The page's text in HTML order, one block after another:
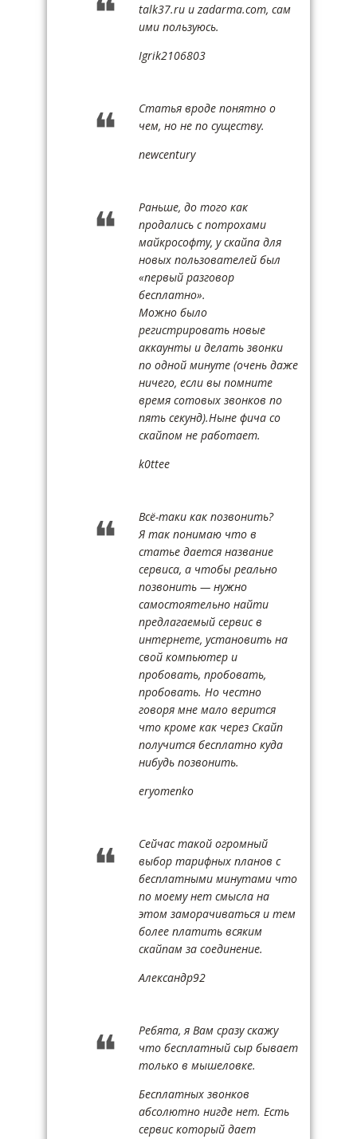
talk37.ru и zadarma.com, сам
ими пользуюсь.
Igrik2106803
Статья вроде понятно о
чем, но не по существу.
newcentury
Раньше, до того как
продались с потрохами
майкрософту, у скайпа для
новых пользователей был
«первый разговор
бесплатно».
Можно было
регистрировать новые
аккаунты и делать звонки
по одной минуте (очень даже
ничего, если вы помните
время сотовых звонков по
пять секунд).Ныне фича со
скайпом не работает.
k0ttee
Всё-таки как позвонить?
Я так понимаю что в
статье дается название
сервиса, а чтобы реально
позвонить — нужно
самостоятельно найти
предлагаемый сервис в
интернете, установить на
свой компьютер и
пробовать, пробовать,
пробовать. Но честно
говоря мне мало верится
что кроме как через Скайп
получится бесплатно куда
нибудь позвонить.
eryomenko
Сейчас такой огромный
выбор тарифных планов с
бесплатными минутами что
по моему нет смысла на
этом заморачиваться и тем
более платить всяким
скайпам за соединение.
Александр92
Ребята, я Вам сразу скажу
что бесплатный сыр бывает
только в мышеловке.
Бесплатных звонков
абсолютно нигде нет. Есть
сервис который дает